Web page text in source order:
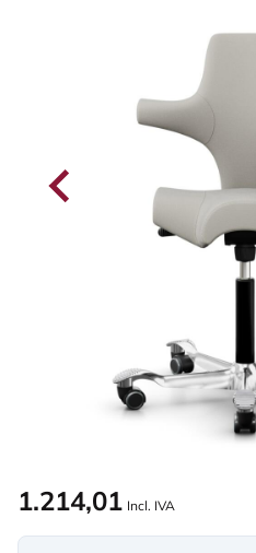
1.214,01 Incl. IVA